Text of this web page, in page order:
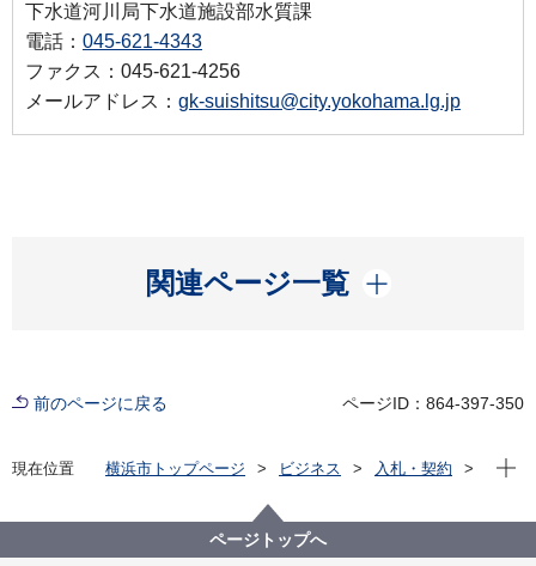
下水道河川局下水道施設部水質課
電話： 045-621-4343
ファクス：045-621-4256
メールアドレス： gk-suishitsu@city.yokohama.lg.jp
関連ページ一覧
開く
前のページに戻る ページID：864-397-350
現在位置 横浜市トップページ ビジネス
入札・契約
【見積合わせ結果公表】【公募型⾒積合せ】実験器具
製作業務委託
現在
ページトップへ